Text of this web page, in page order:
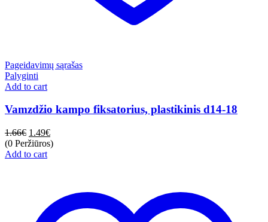
Pageidavimų sąrašas
Palyginti
Add to cart
Vamzdžio kampo fiksatorius, plastikinis d14-18
1.66€ 1.49€
(0 Peržiūros)
Add to cart